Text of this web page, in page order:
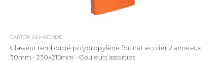
CARTON REMBORDÉ
Classeur rembordé polypropylène format ecolier 2 anneaux
30mm - 230x215mm - Couleurs assorties